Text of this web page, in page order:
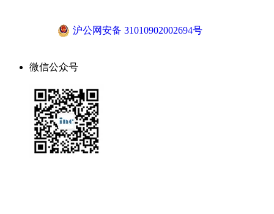
沪公网安备 31010902002694号
微信公众号